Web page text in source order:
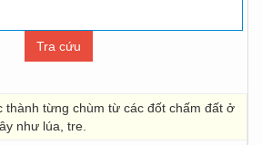
thành từng chùm từ các đốt chấm đất ở
như lúa, tre.